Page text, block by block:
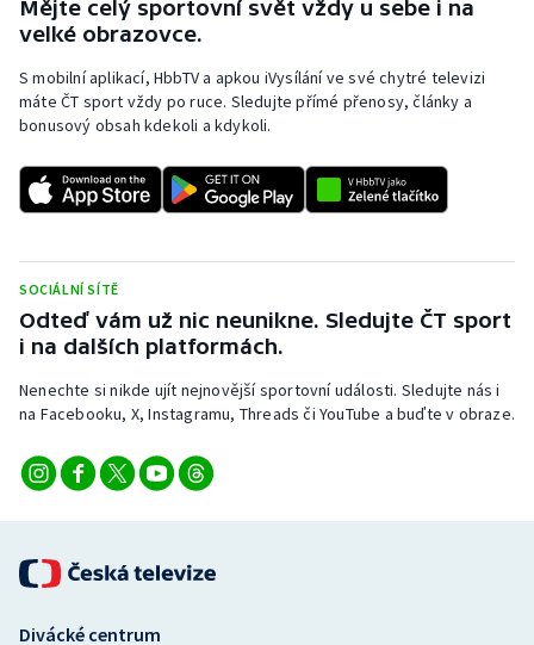
Ragby
Rychlobruslení
Rychlostní kanoistika
Short track
Stolní tenis
Triatlon
Veslování
Vodní slalom
Volejbal
Ostatní
Mějte celý sportovní svět vždy u sebe i na
velké obrazovce.
S mobilní aplikací, HbbTV a apkou iVysílání ve své chytré televizi
máte ČT sport vždy po ruce. Sledujte přímé přenosy, články a
bonusový obsah kdekoli a kdykoli.
SOCIÁLNÍ SÍTĚ
Odteď vám už nic neunikne. Sledujte ČT sport
i na dalších platformách.
Nenechte si nikde ujít nejnovější sportovní události. Sledujte nás i
na Facebooku, X, Instagramu, Threads či YouTube a buďte v obraze.
Divácké centrum